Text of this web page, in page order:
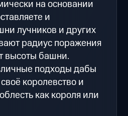
на основании
и
лучников и других
радиус поражения
высоты башни.
подходы дабы
королевство и
как короля или